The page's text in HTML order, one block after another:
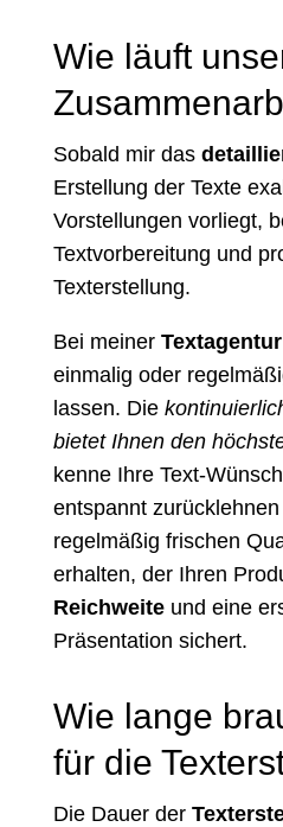
Wie läuft
Sobald mir das
Erstellung der Texte
Vorstellungen vorliegt,
Textvorbereitung und
Texterstellung.
Bei meiner Textagentur
einmalig oder
lassen. Die
bietet Ihnen den
kenne Ihre Text-
entspannt
regelmäßig frischen
erhalten, der Ihren
Reichweiteund eine
Präsentation sichert.
Wie lange
für die
Die Dauer der